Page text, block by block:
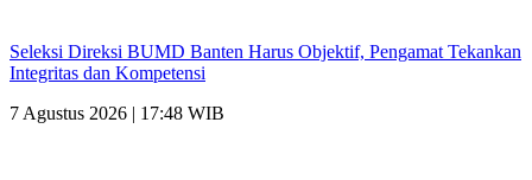
Seleksi Direksi BUMD Banten Harus Objektif, Pengamat Tekankan
Integritas dan Kompetensi
7 Agustus 2026 | 17:48 WIB